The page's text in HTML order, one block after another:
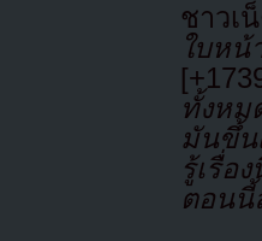
ชาวเ
ใบหน้
ทั้งหม
มันขึ้น
รู้เรื่อ
ตอนนี้